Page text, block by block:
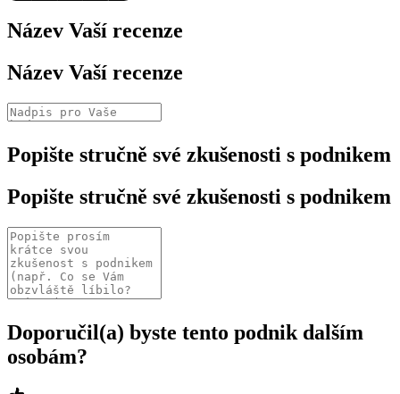
Název Vaší recenze
Název Vaší recenze
Popište stručně své zkušenosti s podnikem
Popište stručně své zkušenosti s podnikem
Doporučil(a) byste tento podnik dalším
osobám?